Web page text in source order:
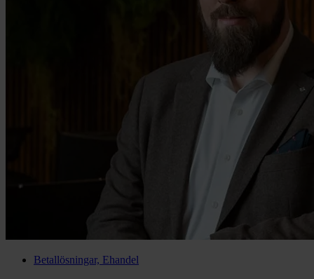
Betallösningar, Ehandel